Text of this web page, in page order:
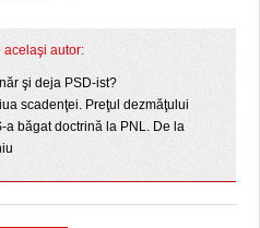
acelaşi autor:
şi deja PSD-ist?
scadenţei. Preţul dezmăţului
a băgat doctrină la PNL. De la